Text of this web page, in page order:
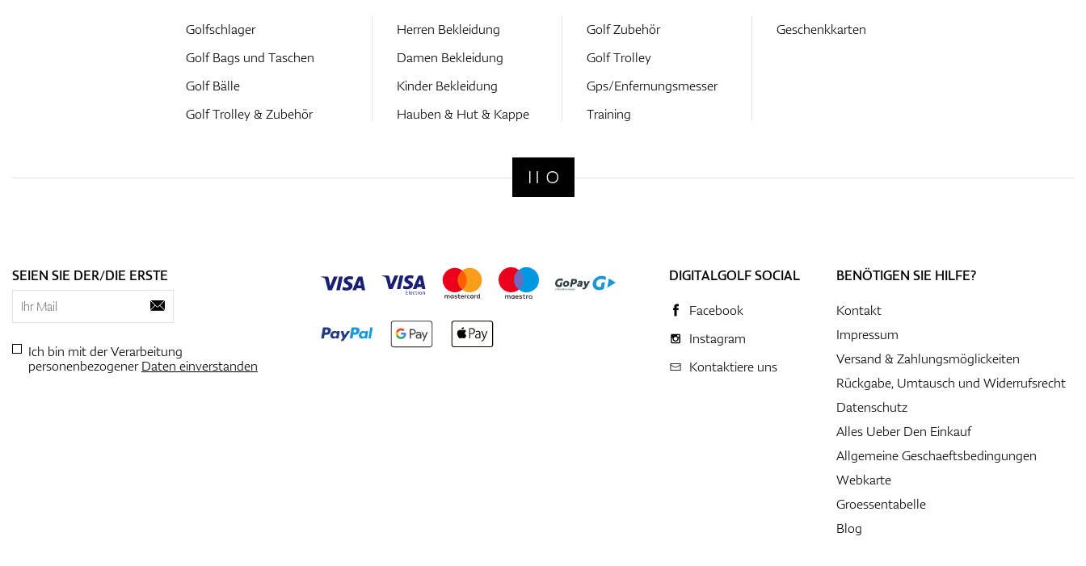
Golfschlager
Golf Bags und Taschen
Golf Bälle
Golf Trolley & Zubehör
Herren Bekleidung
Damen Bekleidung
Kinder Bekleidung
Hauben & Hut & Kappe
Golf Zubehör
Golf Trolley
Gps/Enfernungsmesser
Training
Geschenkkarten
SEIEN SIE DER/DIE ERSTE
Ich bin mit der Verarbeitung
personenbezogenerDaten einverstanden
DIGITALGOLF SOCIAL
Facebook
Instagram
Kontaktiere uns
BENÖTIGEN SIE HILFE?
Kontakt
Impressum
Versand & Zahlungsmöglickeiten
Rückgabe, Umtausch und Widerrufsrecht
Datenschutz
Alles Ueber Den Einkauf
Allgemeine Geschaeftsbedingungen
Webkarte
Groessentabelle
Blog